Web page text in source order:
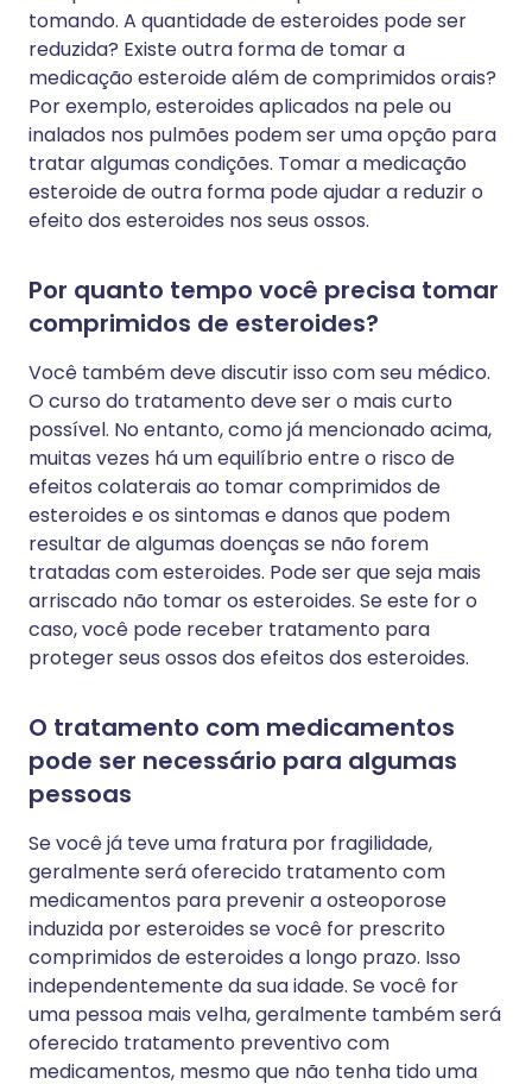
tomando. A quantidade de esteroides pode ser
reduzida? Existe outra forma de tomar a
medicação esteroide além de comprimidos orais?
Por exemplo, esteroides aplicados na pele ou
inalados nos pulmões podem ser uma opção para
tratar algumas condições. Tomar a medicação
esteroide de outra forma pode ajudar a reduzir o
efeito dos esteroides nos seus ossos.
Por quanto tempo você precisa tomar
comprimidos de esteroides?
Você também deve discutir isso com seu médico.
O curso do tratamento deve ser o mais curto
possível. No entanto, como já mencionado acima,
muitas vezes há um equilíbrio entre o risco de
efeitos colaterais ao tomar comprimidos de
esteroides e os sintomas e danos que podem
resultar de algumas doenças se não forem
tratadas com esteroides. Pode ser que seja mais
arriscado não tomar os esteroides. Se este for o
caso, você pode receber tratamento para
proteger seus ossos dos efeitos dos esteroides.
O tratamento com medicamentos
pode ser necessário para algumas
pessoas
Se você já teve uma fratura por fragilidade,
geralmente será oferecido tratamento com
medicamentos para prevenir a osteoporose
induzida por esteroides se você for prescrito
comprimidos de esteroides a longo prazo. Isso
independentemente da sua idade. Se você for
uma pessoa mais velha, geralmente também será
oferecido tratamento preventivo com
medicamentos, mesmo que não tenha tido uma